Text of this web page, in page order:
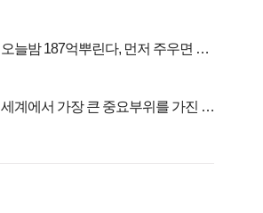
오늘밤 187억뿌린다, 먼저 주우면 최
세계에서 가장 큰 중요부위를 가진 남